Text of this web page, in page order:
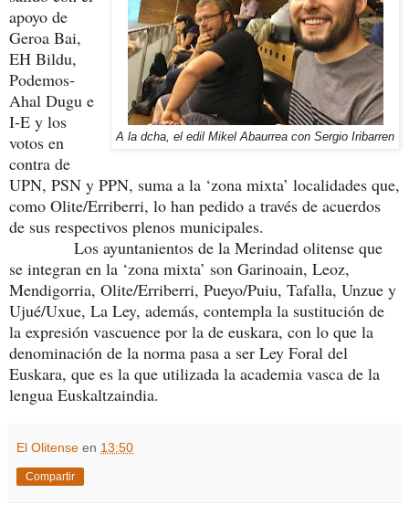
A la dcha, el edil Mikel Abaurrea con Sergio Iribarren
apoyo de
Geroa Bai,
EH Bildu,
Podemos-
Ahal Dugu e
I-E y los
votos en
contra de
UPN, PSN y PPN, suma a la ‘zona mixta’ localidades que,
como Olite/Erriberri, lo han pedido a través de acuerdos
de sus respectivos plenos municipales.
Los ayuntanientos de la Merindad olitense que
se integran en la ‘zona mixta’ son Garinoain, Leoz,
Mendigorria, Olite/Erriberri, Pueyo/Puiu, Tafalla, Unzue y
Ujué/Uxue, La Ley, además, contempla la sustitución de
la expresión vascuence por la de euskara, con lo que la
denominación de la norma pasa a ser Ley Foral del
Euskara, que es la que utilizada la academia vasca de la
lengua Euskaltzaindia.
El Olitense en 13:50
Compartir